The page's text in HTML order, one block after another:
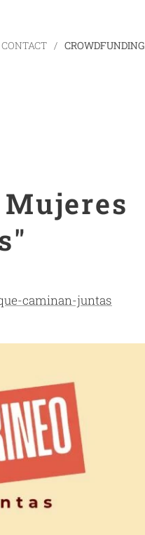
CONTACT CROWDFUNDING
caminan-juntas